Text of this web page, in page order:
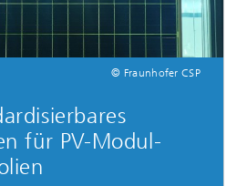
© Fraunhofer CSP
für PV-Modul-